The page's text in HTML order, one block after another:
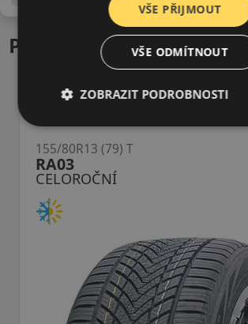
Podobné produkty
VŠE PŘIJMOUT
VŠE ODMÍTNOUT
ZOBRAZIT PODROBNOSTI